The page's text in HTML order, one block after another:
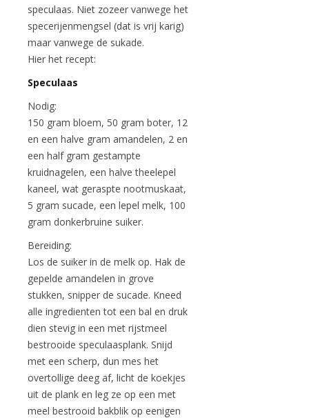
speculaas. Niet zozeer vanwege het
specerijenmengsel (dat is vrij karig)
maar vanwege de sukade.
Hier het recept:
Speculaas
Nodig:
150 gram bloem, 50 gram boter, 12
en een halve gram amandelen, 2 en
een half gram gestampte
kruidnagelen, een halve theelepel
kaneel, wat geraspte nootmuskaat,
5 gram sucade, een lepel melk, 100
gram donkerbruine suiker.
Bereiding:
Los de suiker in de melk op. Hak de
gepelde amandelen in grove
stukken, snipper de sucade. Kneed
alle ingredienten tot een bal en druk
dien stevig in een met rijstmeel
bestrooide speculaasplank. Snijd
met een scherp, dun mes het
overtollige deeg af, licht de koekjes
uit de plank en leg ze op een met
meel bestrooid bakblik op eenigen